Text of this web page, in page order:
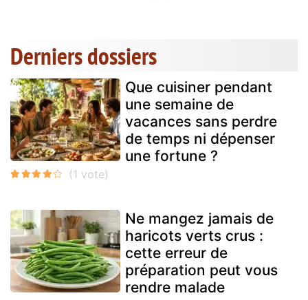
Derniers dossiers
Que cuisiner pendant
une semaine de
vacances sans perdre
de temps ni dépenser
une fortune ?
Ne mangez jamais de
haricots verts crus :
cette erreur de
préparation peut vous
rendre malade